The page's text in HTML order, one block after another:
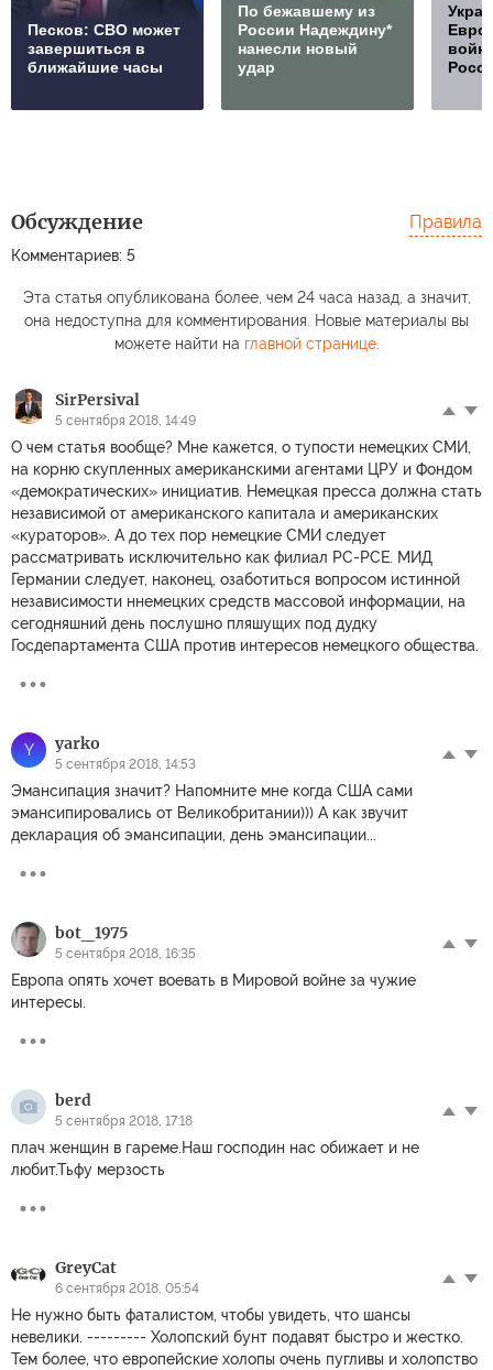
Песков: СВО может
завершиться в
ближайшие часы
По бежавшему из
России Надеждину*
нанесли новый
удар
Обсуждение
Комментариев: 5
Правила
Эта статья опубликована более, чем 24 часа назад, а значит,
она недоступна для комментирования. Новые материалы вы
можете найти на главной странице.
SirPеrsival
5 сентября 2018, 14:49
О чем статья вообще? Мне кажется, о тупости немецких СМИ,
на корню скупленных американскими агентами ЦРУ и Фондом
«демократических» инициатив. Немецкая пресса должна стать
независимой от американского капитала и американских
«кураторов». А до тех пор немецкие СМИ следует
рассматривать исключительно как филиал РС-РСЕ. МИД
Германии следует, наконец, озаботиться вопросом истинной
независимости ннемецких средств массовой информации, на
сегодняшний день послушно пляшущих под дудку
Госдепартамента США против интересов немецкого общества.
Y yarko
5 сентября 2018, 14:53
Эмансипация значит? Напомните мне когда США сами
эмансипировались от Великобритании))) А как звучит
декларация об эмансипации, день эмансипации...
bot_1975
5 сентября 2018, 16:35
Европа опять хочет воевать в Мировой войне за чужие
интересы.
berd
5 сентября 2018, 17:18
плач женщин в гареме.Наш господин нас обижает и не
любит.Тьфу мерзость
GreyCat
6 сентября 2018, 05:54
Не нужно быть фаталистом, чтобы увидеть, что шансы
невелики. --------- Холопский бунт подавят быстро и жестко.
Тем более, что европейские холопы очень пугливы и холопство